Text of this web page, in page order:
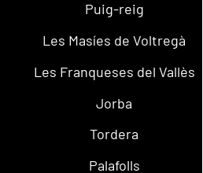
Puig-reig
Les Masíes de Voltregà
Les Franqueses del Vallès
Jorba
Tordera
Palafolls